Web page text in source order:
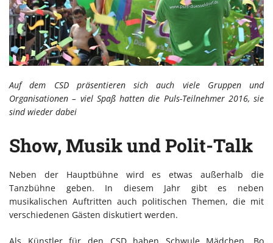
Auf dem CSD präsentieren sich auch viele Gruppen und
Organisationen – viel Spaß hatten die Puls-Teilnehmer 2016, sie
sind wieder dabei
Show, Musik und Polit-Talk
Neben der Hauptbühne wird es etwas außerhalb die
Tanzbühne geben. In diesem Jahr gibt es neben
musikalischen Auftritten auch politischen Themen, die mit
verschiedenen Gästen diskutiert werden.